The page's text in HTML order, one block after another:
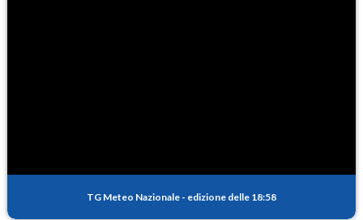
TG Meteo Nazionale - edizione delle 18:58